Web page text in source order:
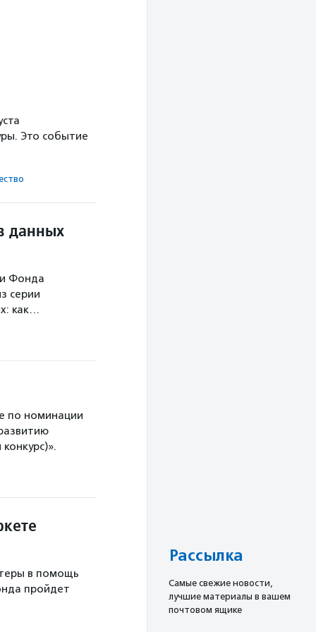
Это событие
данных
Фонда
серии
как…
по номинации
в помощь
пройдет
Рассылка
Cамые свежие новости,
лучшие материалы в вашем
почтовом ящике